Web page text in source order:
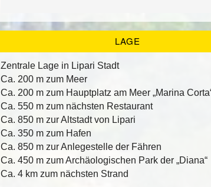
LAGE
Zentrale Lage in Lipari Stadt
Ca. 200 m zum Meer
Ca. 200 m zum Hauptplatz am Meer „Marina
Ca. 550 m zum nächsten Restaurant
Ca. 850 m zur Altstadt von Lipari
Ca. 350 m zum Hafen
Ca. 850 m zur Anlegestelle der Fähren
Ca. 450 m zum Archäologischen Park der „Diana“
Ca. 4 km zum nächsten Strand